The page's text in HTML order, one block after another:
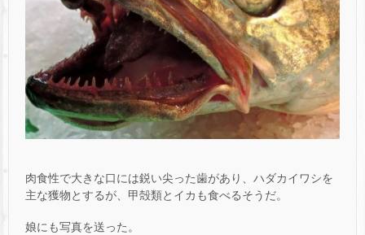
肉食性で大きな口には鋭い尖った歯があり、ハダカイワシを
主な獲物とするが、甲殻類とイカも食べるそうだ。
娘にも写真を送った。